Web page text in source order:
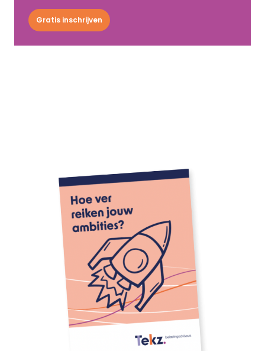
Gratis inschrijven